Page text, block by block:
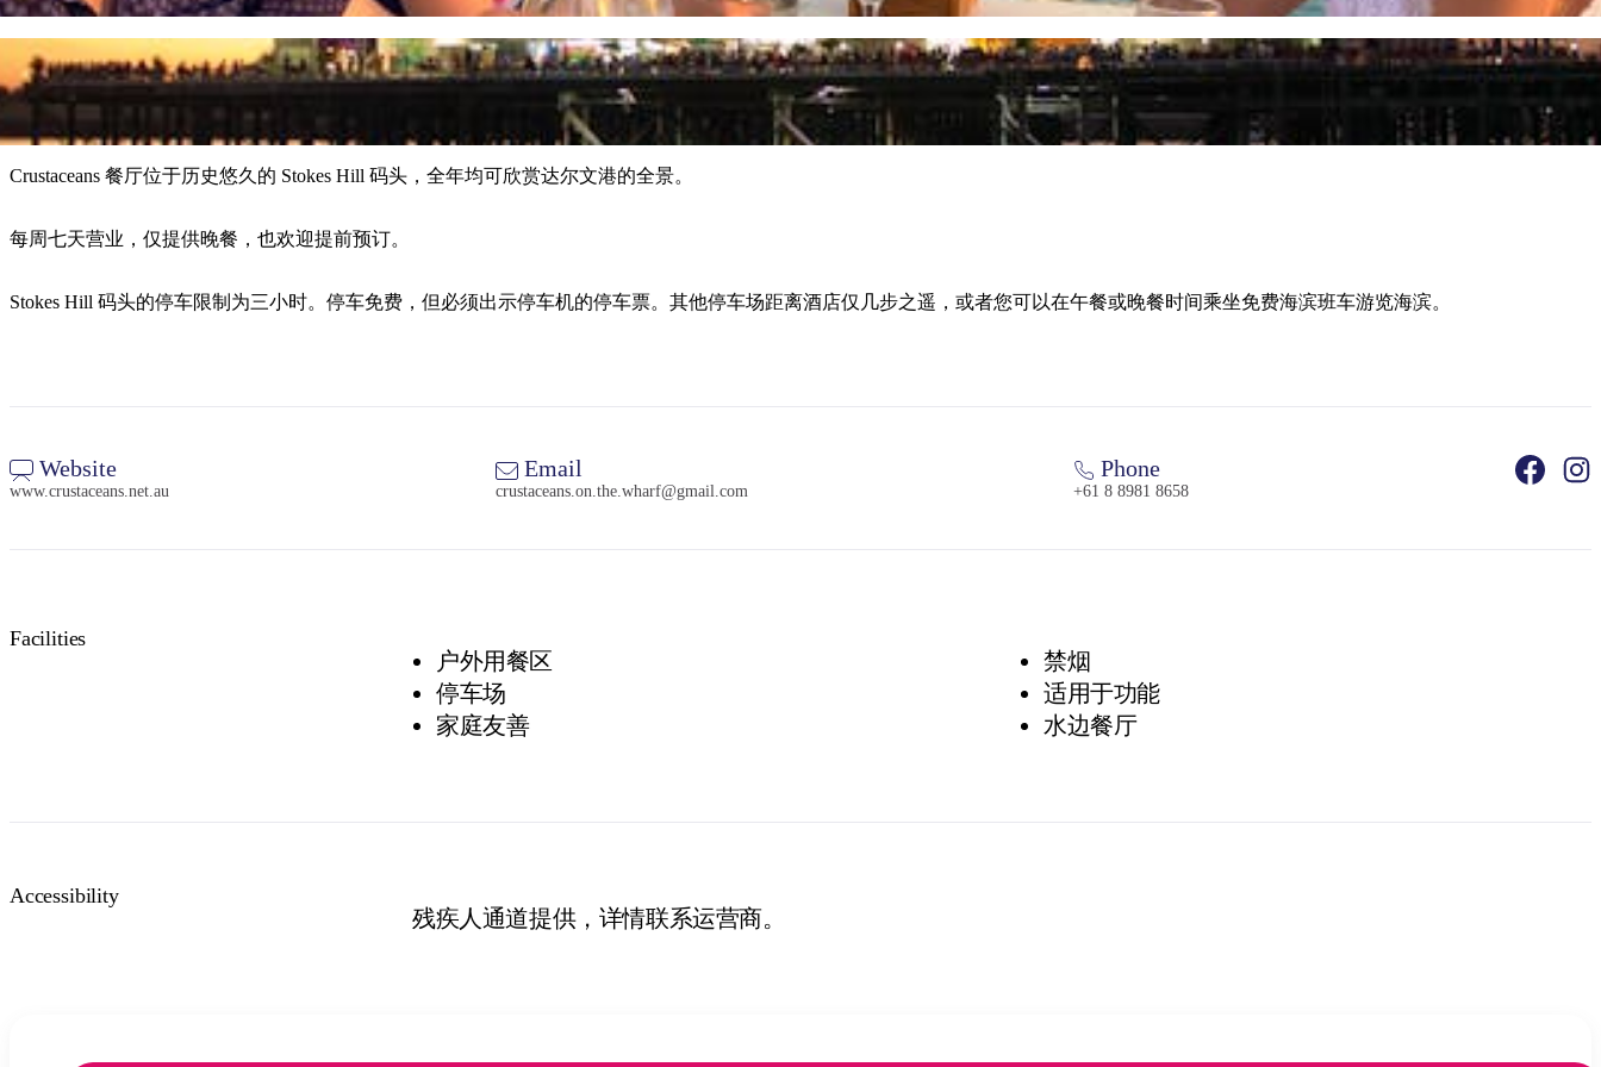
Crustaceans 餐厅位于历史悠久的 Stokes Hill 码头，全年均可欣赏达尔文港的全景。
每周七天营业，仅提供晚餐，也欢迎提前预订。
Stokes Hill 码头的停车限制为三小时。停车免费，但必须出示停车机的停车票。其他停车场距离酒店仅几步之遥，或者您可以在午餐或晚餐时间乘坐免费海滨班车游览海滨。
Website
www.crustaceans.net.au
Email
crustaceans.on.the.wharf@gmail.com
Phone
+61 8 8981 8658
Facilities
户外用餐区
停车场
家庭友善
禁烟
适用于功能
水边餐厅
Accessibility
残疾人通道提供，详情联系运营商。